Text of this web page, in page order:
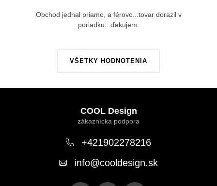
VŠETKY HODNOTENIA
Obchod jednal priamo, a férovo...tovar dorazil v
poriadku...ďakujem.
COOL Design
+421902278216
info@cooldesign.sk